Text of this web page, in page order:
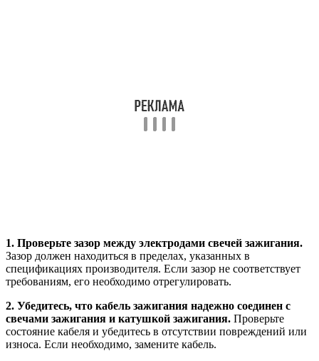
1. Проверьте зазор между электродами свечей зажигания.
Зазор должен находиться в пределах, указанных в
спецификациях производителя. Если зазор не соответствует
требованиям, его необходимо отрегулировать.
2. Убедитесь, что кабель зажигания надежно соединен с
свечами зажигания и катушкой зажигания. Проверьте
состояние кабеля и убедитесь в отсутствии повреждений или
износа. Если необходимо, замените кабель.